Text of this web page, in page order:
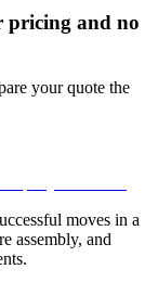
pricing and no
your quote the
moves in a
assembly, and